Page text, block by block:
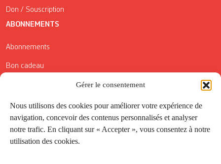
Gérer le consentement
Nous utilisons des cookies pour améliorer votre expérience de
navigation, concevoir des contenus personnalisés et analyser
notre trafic. En cliquant sur « Accepter », vous consentez à notre
utilisation des cookies.
Don / Souscription
ABONNEMENTS
Abonnements
Bon cadeau
Conditions générales de vente
Réductions de la Carte Côté Courrier
Application